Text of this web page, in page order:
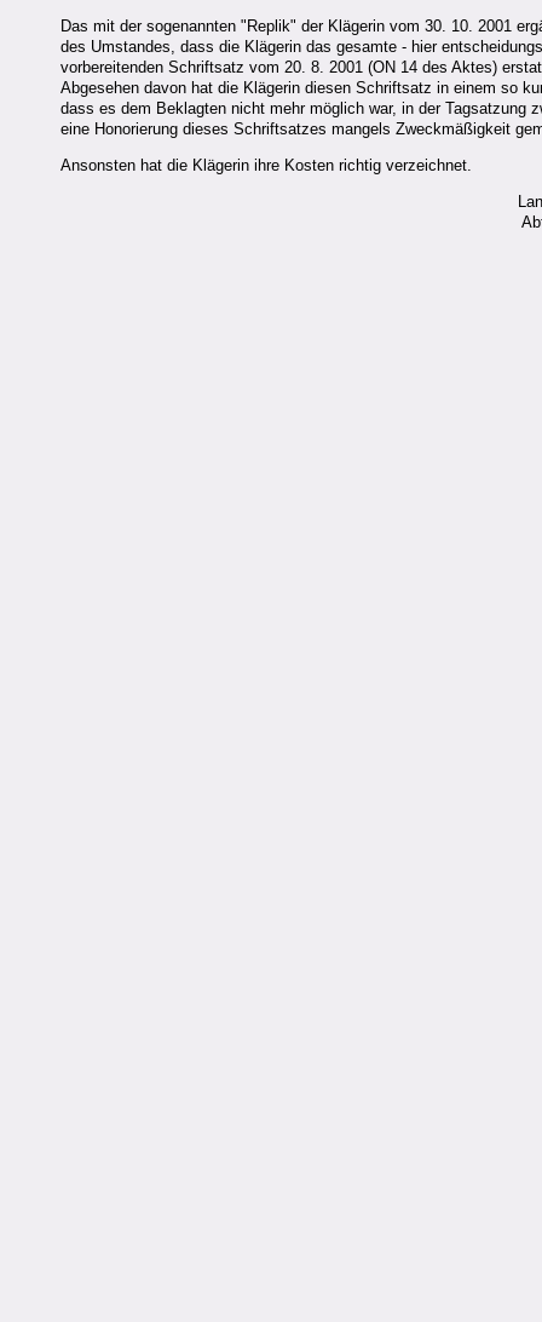
Das mit der sogenannten "Replik" der Klägerin vom 30. 10. 2001
des Umstandes, dass die Klägerin das gesamte - hier
vorbereitenden Schriftsatz vom 20. 8. 2001 (ON 14 des Aktes)
Abgesehen davon hat die Klägerin diesen Schriftsatz in einem so
dass es dem Beklagten nicht mehr möglich war, in der Tagsatzung
eine Honorierung dieses Schriftsatzes mangels Zweckmäßigkeit
Ansonsten hat die Klägerin ihre Kosten richtig verzeichnet.